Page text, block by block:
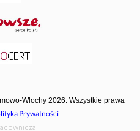
Włochy 2026. Wszystkie prawa
Prywatności